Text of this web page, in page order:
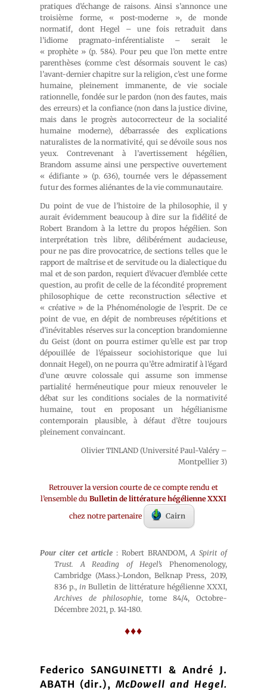
pratiques d’échange de raisons. Ainsi s’annonce une
troisième forme, « post-moderne », de monde
normatif, dont Hegel – une fois retraduit dans
l’idiome pragmato-inférentialiste – serait le
« prophète » (p. 584). Pour peu que l’on mette entre
parenthèses (comme c’est désormais souvent le cas)
l’avant-dernier chapitre sur la religion, c’est une forme
humaine, pleinement immanente, de vie sociale
rationnelle, fondée sur le pardon (non des fautes, mais
des erreurs) et la confiance (non dans la justice divine,
mais dans le progrès autocorrecteur de la socialité
humaine moderne), débarrassée des explications
naturalistes de la normativité, qui se dévoile sous nos
yeux. Contrevenant à l’avertissement hégélien,
Brandom assume ainsi une perspective ouvertement
« édifiante » (p. 636), tournée vers le dépassement
futur des formes aliénantes de la vie communautaire.
Du point de vue de l’histoire de la philosophie, il y
aurait évidemment beaucoup à dire sur la fidélité de
Robert Brandom à la lettre du propos hégélien. Son
interprétation très libre, délibérément audacieuse,
pour ne pas dire provocatrice, de sections telles que le
rapport de maîtrise et de servitude ou la dialectique du
mal et de son pardon, requiert d’évacuer d’emblée cette
question, au profit de celle de la fécondité proprement
philosophique de cette reconstruction sélective et
« créative » de la Phénoménologie de l’esprit. De ce
point de vue, en dépit de nombreuses répétitions et
d’inévitables réserves sur la conception brandomienne
duGeist(dont on pourra estimer qu’elle est par trop
dépouillée de l’épaisseur sociohistorique que lui
donnait Hegel), on ne pourra qu’être admiratif à l’égard
d’une œuvre colossale qui assume son immense
partialité herméneutique pour mieux renouveler le
débat sur les conditions sociales de la normativité
humaine, tout en proposant un hégélianisme
contemporain plausible, à défaut d’être toujours
pleinement convaincant.
Olivier TINLAND (Université Paul-Valéry –
Montpellier 3)
Retrouver la version courte de ce compte rendu et
l’ensemble du Bulletin de littérature hégélienne XXXI
chez notre partenaire
Cairn
Pour citer cet article : Robert BRANDOM,A Spirit of
Trust. A Reading of Hegel’s Phenomenology,
Cambridge (Mass.)-London, Belknap Press, 2019,
836 p.,in Bulletin de littérature hégélienne XXXI,
Archives de philosophie, tome 84/4, Octobre-
Décembre 2021, p. 141-180.
♦♦♦
Federico SANGUINETTI & André J.
ABATH (dir.), McDowell and Hegel.